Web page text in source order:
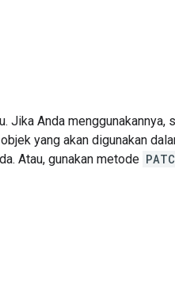
Jika Anda menggunakannya,
yang akan digunakan
Atau, gunakan metode